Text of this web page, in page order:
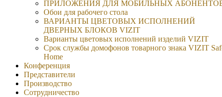
ПРИЛОЖЕНИЯ ДЛЯ МОБИЛЬНЫХ
Обои для рабочего стола
ВАРИАНТЫ ЦВЕТОВЫХ ИСПОЛНЕНИЙ
ДВЕРНЫХ БЛОКОВ VIZIT
Варианты цветовых исполнений изделий VIZIT
Срок службы домофонов товарного знака VIZIT
Home
Конференция
Представители
Производство
Сотрудничество